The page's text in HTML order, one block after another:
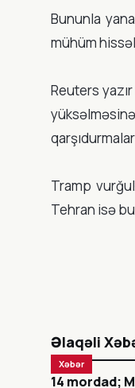
Bununla
mühüm
Reuters
Tramp
Tehran isə
Əlaqəli
Xəbər
14 mordad;